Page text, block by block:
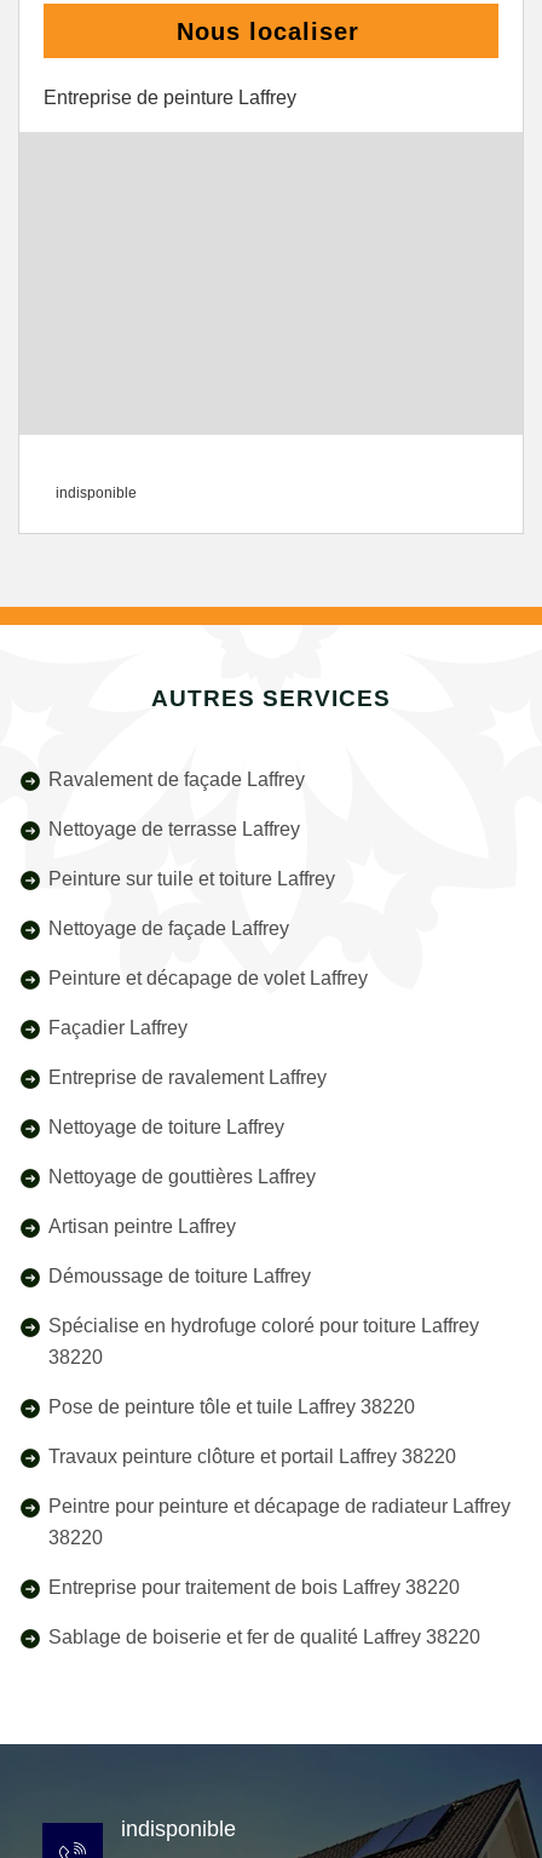
Nous localiser
Entreprise de peinture Laffrey
indisponible
AUTRES SERVICES
Ravalement de façade Laffrey
Nettoyage de terrasse Laffrey
Peinture sur tuile et toiture Laffrey
Nettoyage de façade Laffrey
Peinture et décapage de volet Laffrey
Façadier Laffrey
Entreprise de ravalement Laffrey
Nettoyage de toiture Laffrey
Nettoyage de gouttières Laffrey
Artisan peintre Laffrey
Démoussage de toiture Laffrey
Spécialise en hydrofuge coloré pour toiture Laffrey
38220
Pose de peinture tôle et tuile Laffrey 38220
Travaux peinture clôture et portail Laffrey 38220
Peintre pour peinture et décapage de radiateur Laffrey
38220
Entreprise pour traitement de bois Laffrey 38220
Sablage de boiserie et fer de qualité Laffrey 38220
indisponible